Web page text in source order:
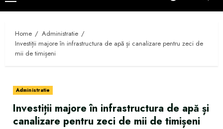
Menu
Home
Administratie
Investiții majore în infrastructura de apă și canalizare pentru zeci de
mii de timișeni
Administratie
Investiții majore în infrastructura de apă și
canalizare pentru zeci de mii de timișeni